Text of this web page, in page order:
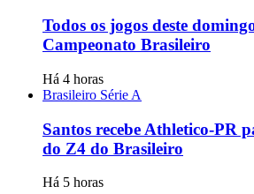
Todos os jogos deste
Campeonato Brasileiro
Há 4 horas
Brasileiro Série A
Santos recebe Athletico-PR
do Z4 do Brasileiro
Há 5 horas